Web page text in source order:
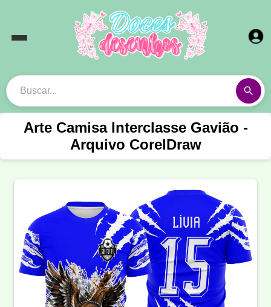
Arte Camisa Interclasse Gavião -
Arquivo CorelDraw